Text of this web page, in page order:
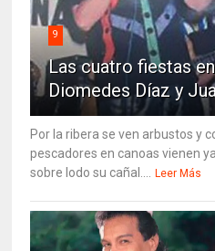
9
Las cuatro fiestas
Diomedes Díaz y
Por la ribera se ven arbustos y
pescadores en canoas vienen
sobre lodo su cañal.... Leer Más